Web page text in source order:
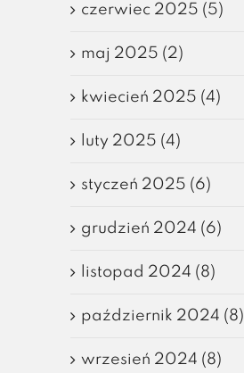
czerwiec 2025 (5)
maj 2025 (2)
kwiecień 2025 (4)
luty 2025 (4)
styczeń 2025 (6)
grudzień 2024 (6)
listopad 2024 (8)
październik 2024 (8)
wrzesień 2024 (8)